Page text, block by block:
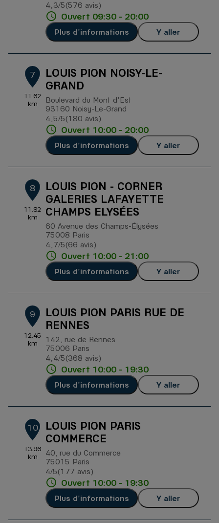
4,3/5 Note de 4.3 sur 5
(576 avis)
Ouvert 09:30 - 20:00
Plus d'informations Y aller
7
11.62
km
LOUIS PION NOISY-LE-
GRAND
Boulevard du Mont d'Est
93160 Noisy-Le-Grand
4,5/5 Note de 4.5 sur 5
(180 avis)
Ouvert 10:00 - 20:00
Plus d'informations Y aller
8
11.82
km
LOUIS PION - CORNER
GALERIES LAFAYETTE
CHAMPS ELYSÉES
60 Avenue des Champs-Élysées
75008 Paris
4,7/5 Note de 4.7 sur 5
(66 avis)
Ouvert 10:00 - 21:00
Plus d'informations Y aller
9
12.45
km
LOUIS PION PARIS RUE DE
RENNES
142, rue de Rennes
75006 Paris
4,4/5 Note de 4.4 sur 5
(368 avis)
Ouvert 10:00 - 19:30
Plus d'informations Y aller
10
13.96
km
LOUIS PION PARIS
COMMERCE
40, rue du Commerce
75015 Paris
4/5 Note de 4 sur 5
(177 avis)
Ouvert 10:00 - 19:30
Plus d'informations Y aller